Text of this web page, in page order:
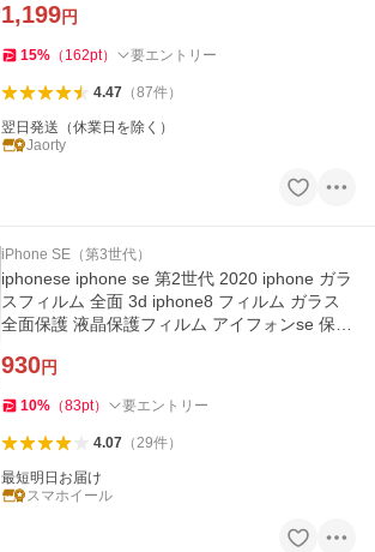
1,199円
15% （ 162pt） 要エントリー
4.47（87件）
翌日発送（休業日を除く）
Jaorty
iPhone SE（第3世代）
iphonese iphone se 第2世代 2020 iphone ガラ
スフィルム 全面 3d iphone8 フィルム ガラス
全面保護 液晶保護フィルム アイフォンse 保護
930円
10% （83pt） 要エントリー
4.07（29件）
最短明日お届け
スマホイール